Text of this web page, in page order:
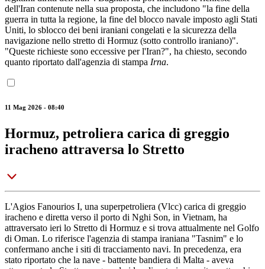
dell'Iran contenute nella sua proposta, che includono "la fine della
guerra in tutta la regione, la fine del blocco navale imposto agli Stati
Uniti, lo sblocco dei beni iraniani congelati e la sicurezza della
navigazione nello stretto di Hormuz (sotto controllo iraniano)".
"Queste richieste sono eccessive per l'Iran?", ha chiesto, secondo
quanto riportato dall'agenzia di stampa Irna.
11 Mag 2026 - 08:40
Hormuz, petroliera carica di greggio
iracheno attraversa lo Stretto
L'Agios Fanourios I, una superpetroliera (Vlcc) carica di greggio
iracheno e diretta verso il porto di Nghi Son, in Vietnam, ha
attraversato ieri lo Stretto di Hormuz e si trova attualmente nel Golfo
di Oman. Lo riferisce l'agenzia di stampa iraniana "Tasnim" e lo
confermano anche i siti di tracciamento navi. In precedenza, era
stato riportato che la nave - battente bandiera di Malta - aveva